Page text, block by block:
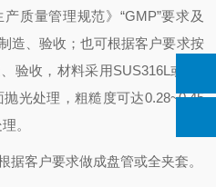
量管理规范》“GMP”要求及
造、验收；也可根据客户要求按
验收，材料采用SUS316L或SU
光处理，粗糙度可达0.28~0.45
。
据客户要求做成盘管或全夹套。